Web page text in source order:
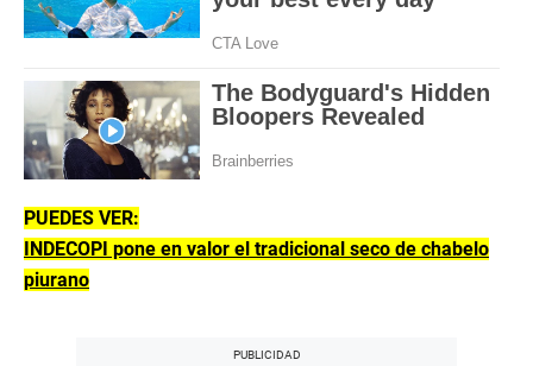
PUEDES VER:
INDECOPI pone en valor el tradicional seco de chabelo
piurano